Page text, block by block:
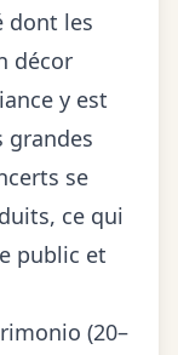
dont les
décor
y est
grandes
se
ce qui
public et
(20–